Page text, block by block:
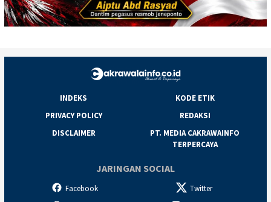
INDEKS
KODE ETIK
PRIVACY POLICY
REDAKSI
DISCLAIMER
PT. MEDIA CAKRAWAINFO
TERPERCAYA
JARINGAN SOCIAL
Facebook
Twitter